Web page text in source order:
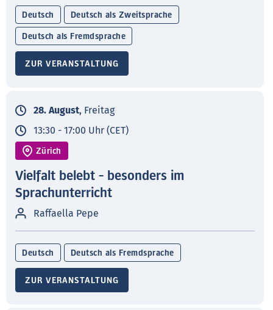
Deutsch Deutsch als Zweitsprache
Deutsch als Fremdsprache
ZUR VERANSTALTUNG
28. August, Freitag
13:30 - 17:00 Uhr (CET)
Zürich
Vielfalt belebt - besonders im
Sprachunterricht
Raffaella Pepe
Deutsch Deutsch als Fremdsprache
ZUR VERANSTALTUNG